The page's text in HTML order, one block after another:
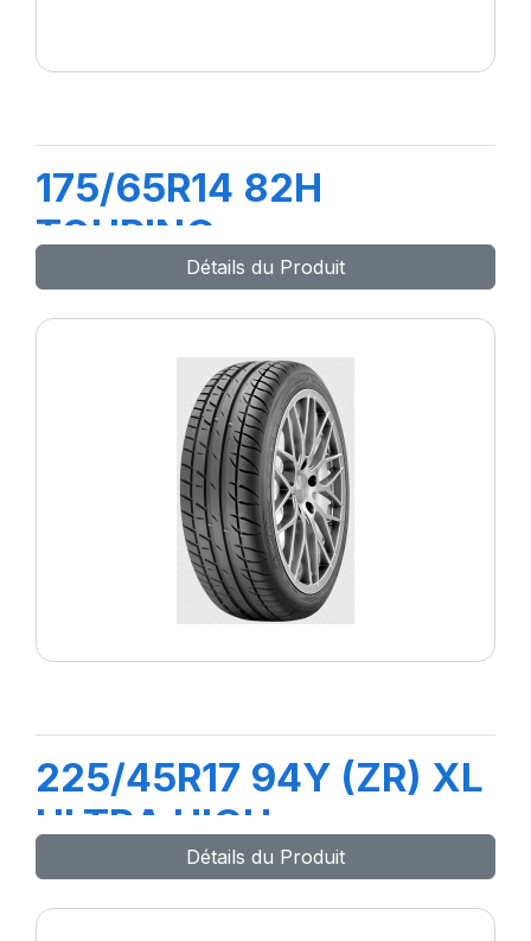
175/65R14 82H
TOURING
Détails du Produit
225/45R17 94Y (ZR) XL
ULTRA HIGH
PERFORMANCE
Détails du Produit